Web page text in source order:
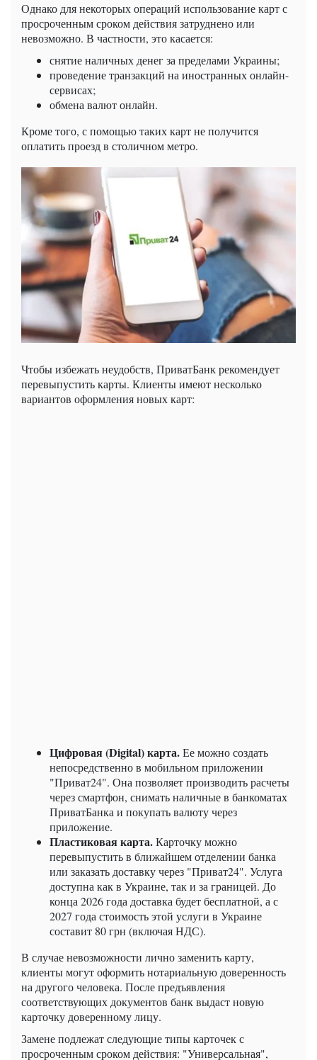
Однако для некоторых операций использование карт с
просроченным сроком действия затруднено или
невозможно. В частности, это касается:
снятие наличных денег за пределами Украины;
проведение транзакций на иностранных онлайн-
сервисах;
обмена валют онлайн.
Кроме того, с помощью таких карт не получится
оплатить проезд в столичном метро.
Чтобы избежать неудобств, ПриватБанк рекомендует
перевыпустить карты. Клиенты имеют несколько
вариантов оформления новых карт:
Цифровая (Digital) карта.Ее можно создать
непосредственно в мобильном приложении
"Приват24". Она позволяет производить расчеты
через смартфон, снимать наличные в банкоматах
ПриватБанка и покупать валюту через
приложение.
Пластиковая карта.Карточку можно
перевыпустить в ближайшем отделении банка
или заказать доставку через "Приват24". Услуга
доступна как в Украине, так и за границей. До
конца 2026 года доставка будет бесплатной, а с
2027 года стоимость этой услуги в Украине
составит 80 грн (включая НДС).
В случае невозможности лично заменить карту,
клиенты могут оформить нотариальную доверенность
на другого человека. После предъявления
соответствующих документов банк выдаст новую
карточку доверенному лицу.
Замене подлежат следующие типы карточек с
просроченным сроком действия: "Универсальная",